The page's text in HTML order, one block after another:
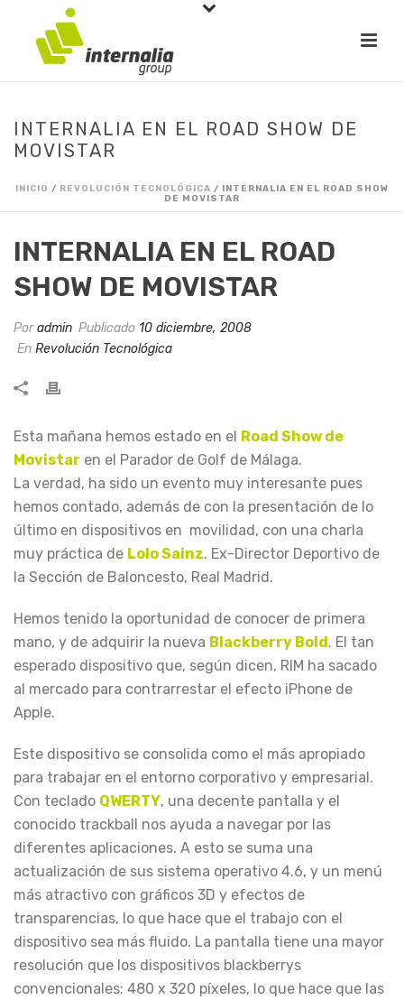
INTERNALIA EN EL ROAD SHOW DE
MOVISTAR
INICIO / REVOLUCIÓN TECNOLÓGICA / INTERNALIA EN EL ROAD SHOW
DE MOVISTAR
INTERNALIA EN EL ROAD
SHOW DE MOVISTAR
Poradmin Publicado 10 diciembre, 2008
En Revolución Tecnológica
Esta mañana hemos estado en el Road Show de
Movistar en el Parador de Golf de Málaga.
La verdad, ha sido un evento muy interesante pues
hemos contado, además de con la presentación de lo
último en dispositivos en movilidad, con una charla
muy práctica de Lolo Sainz. Ex-Director Deportivo de
la Sección de Baloncesto, Real Madrid.
Hemos tenido la oportunidad de conocer de primera
mano, y de adquirir la nueva Blackberry Bold. El tan
esperado dispositivo que, según dicen, RIM ha sacado
al mercado para contrarrestar el efecto iPhone de
Apple.
Este dispositivo se consolida como el más apropiado
para trabajar en el entorno corporativo y empresarial.
Con teclado QWERTY, una decente pantalla y el
conocido trackball nos ayuda a navegar por las
diferentes aplicaciones. A esto se suma una
actualización de sus sistema operativo 4.6, y un menú
más atractivo con gráficos 3D y efectos de
transparencias, lo que hace que el trabajo con el
dispositivo sea más fluido. La pantalla tiene una mayor
resolución que los dispositivos blackberrys
convencionales: 480 x 320 píxeles, lo que hace que las